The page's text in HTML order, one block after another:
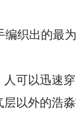
织出的最
可以迅速
以外的浩